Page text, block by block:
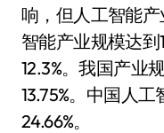
响，但人工智能
智能产业规模达
12.3%。我国产业
13.75%。中国人
24.66%。